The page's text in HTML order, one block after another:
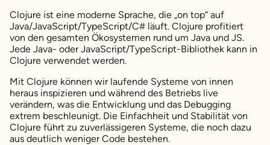
Clojure ist eine moderne Sprache, die „on top“ auf
Java/JavaScript/TypeScript/C# läuft. Clojure profitiert
von den gesamten Ökosystemen rund um Java und JS.
Jede Java- oder JavaScript/TypeScript-Bibliothek kann in
Clojure verwendet werden.
Mit Clojure können wir laufende Systeme von innen
heraus inspizieren und während des Betriebs live
verändern, was die Entwicklung und das Debugging
extrem beschleunigt. Die Einfachheit und Stabilität von
Clojure führt zu zuverlässigeren Systeme, die noch dazu
aus deutlich weniger Code bestehen.